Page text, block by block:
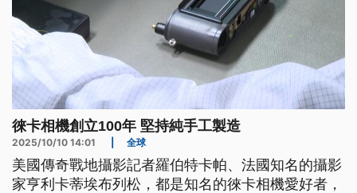
徠卡相機創立100年 堅持純手工製造
2025/10/10 14:01 全球
美國傳奇戰地攝影記者羅伯特卡帕、法國知名的攝影
家亨利卡蒂埃布列松，都是知名的徠卡相機愛好者，